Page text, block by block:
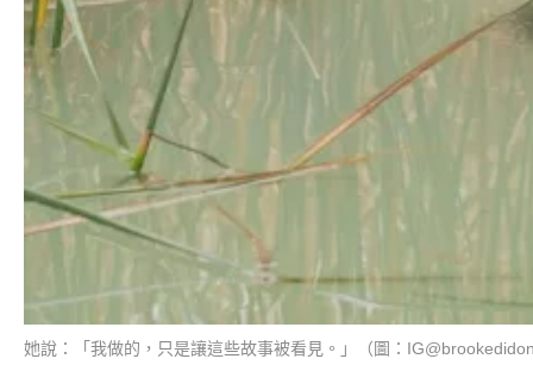
她說：「我做的，只是讓這些故事被看見。」（圖：